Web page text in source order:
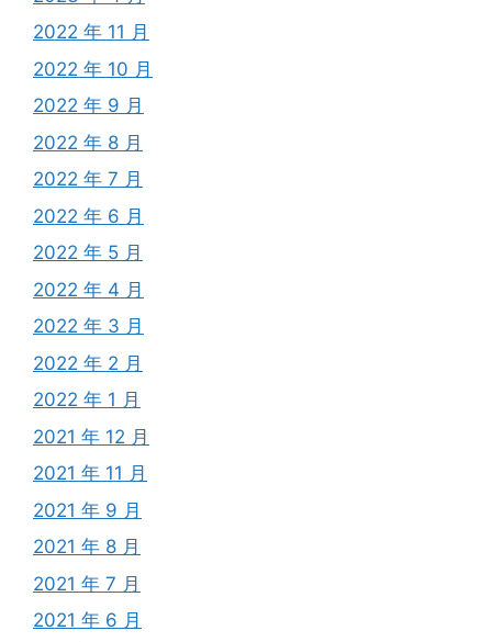
2022 年 11 月
2022 年 10 月
2022 年 9 月
2022 年 8 月
2022 年 7 月
2022 年 6 月
2022 年 5 月
2022 年 4 月
2022 年 3 月
2022 年 2 月
2022 年 1 月
2021 年 12 月
2021 年 11 月
2021 年 9 月
2021 年 8 月
2021 年 7 月
2021 年 6 月